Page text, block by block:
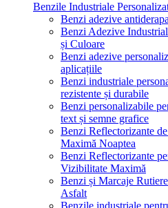
Benzile Industriale
Benzi adezive
Benzi Adezive
și Culoare
Benzi adezive
aplicațiile
Benzi industriale
rezistente și durabile
Benzi personalizabile
text și semne grafice
Benzi Reflectorizante
Maximă Noaptea
Benzi Reflectorizante
Vizibilitate Maximă
Benzi și Marcaje
Asfalt
Benzile industriale